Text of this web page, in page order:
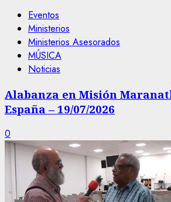
Eventos
Ministerios
Ministerios Asesorados
MÚSICA
Noticias
Alabanza en Misión
España – 19/07/2026
0